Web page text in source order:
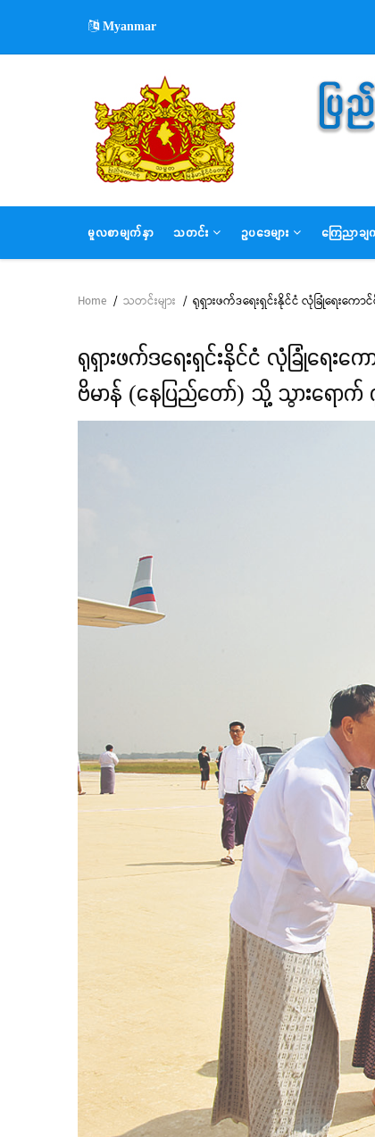
main
Myanmar
MAIN
NAVIGATION
မူလစာမျက်နှာ သတင်း ဥပဒေများ ကြေညာခ
Breadcrumb
Home / သတင်းများ / ရုရှားဖက်ဒရေးရှင်းနိုင်ငံ လုံခြုံရေးကေ
ရုရှားဖက်ဒရေးရှင်းနိုင်ငံ လုံခြုံရေး
ဗိမာန် (နေပြည်တော်) သို့ သွားရောက်